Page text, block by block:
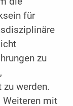
für
zu
werden.
mit